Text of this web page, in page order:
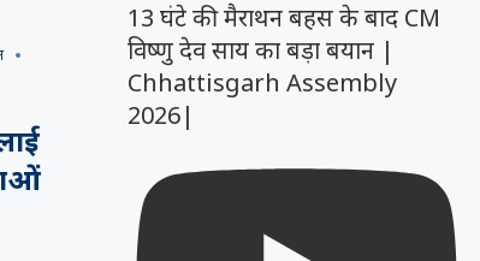
13 घंटे की मैराथन बहस के बाद CM
विष्णु देव साय का बड़ा बयान |
Chhattisgarh Assembly
2026|